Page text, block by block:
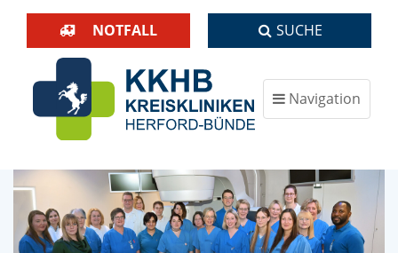
NOTFALL SUCHE
Navigation
ein-/ausblenden